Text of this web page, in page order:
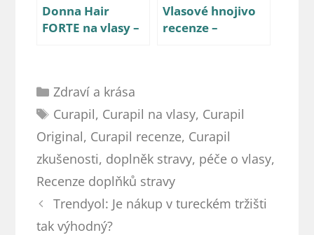
Donna Hair
FORTE na vlasy –
Vlasové hnojivo
recenze –
Rubriky
Zdraví a krása
Štítky
Curapil, Curapil na vlasy, Curapil
Original, Curapil recenze, Curapil
zkušenosti, doplněk stravy, péče o vlasy,
Recenze doplňků stravy
Navigace
příspěvků
Trendyol: Je nákup v tureckém tržišti
tak výhodný?